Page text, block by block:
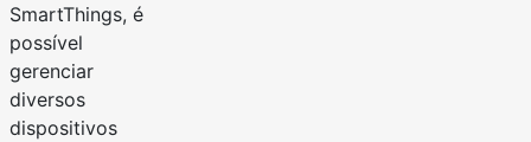
SmartThings, é
possível
gerenciar
diversos
dispositivos